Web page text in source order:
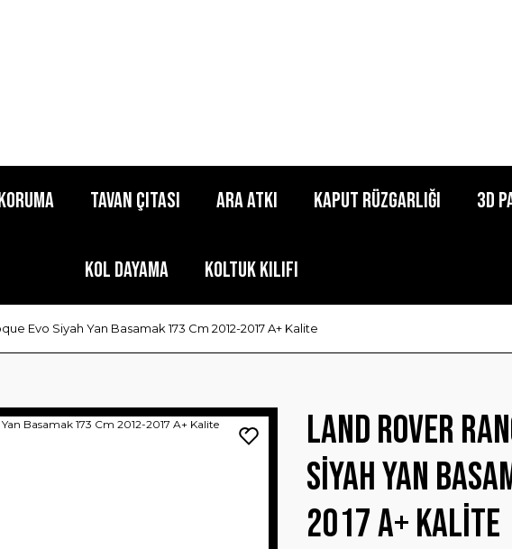
Tavan Çıtası Ara Atkı Kaput Rüzgarlığı 3D
Kol Dayama Koltuk Kılıfı
Evo Siyah Yan Basamak 173 Cm 2012-2017 A+ Kalite
Land Rover
Siyah Yan
2017 A+ Kalite